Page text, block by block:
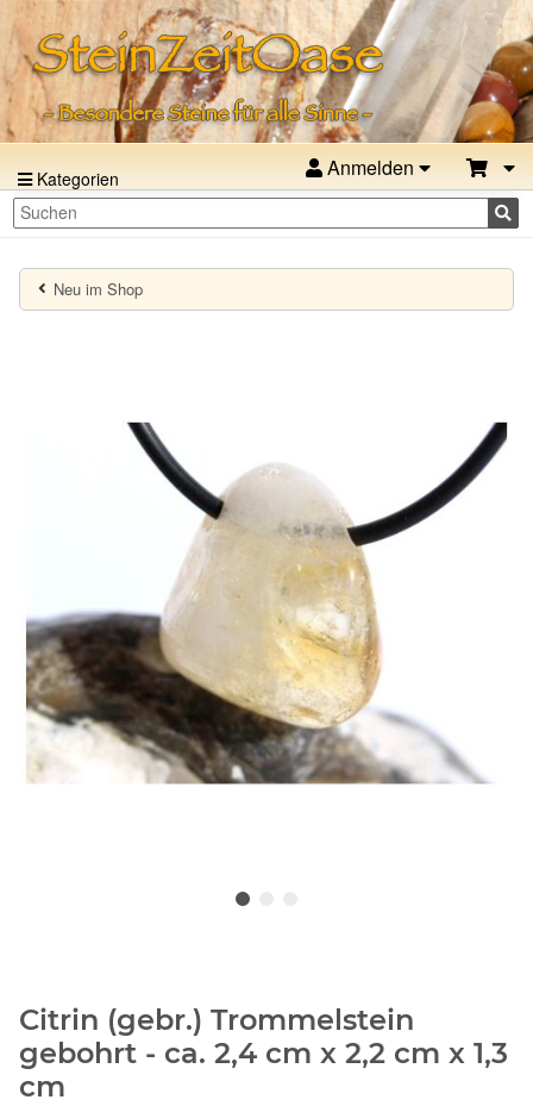
Kategorien Anmelden
Neu im Shop
Citrin (gebr.) Trommelstein
gebohrt - ca. 2,4 cm x 2,2 cm x 1,3
cm